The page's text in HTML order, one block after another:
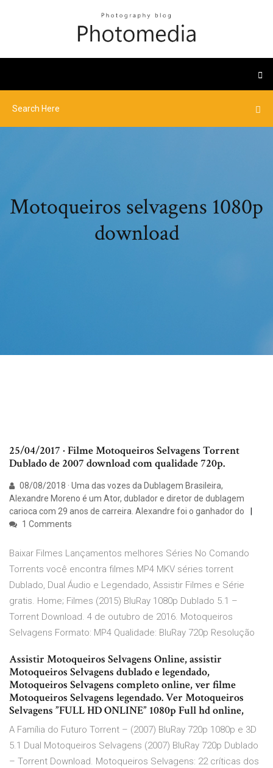
Motoqueiros selvagens 1080p
download
25/04/2017 · Filme Motoqueiros Selvagens Torrent
Dublado de 2007 download com qualidade 720p.
08/08/2018 · Uma das vozes da Dublagem Brasileira,
Alexandre Moreno é um Ator, dublador e diretor de dublagem
carioca com 29 anos de carreira. Alexandre foi o ganhador do
1 Comments
Baixar Filmes Lançamentos melhores Séries No Comando
Torrents você encontra filmes MP4 MKV séries torrent
Dublado, Dual Áudio e Legendado, Assistir Filmes e Série
gratis. Home; Filmes (2015) BluRay 1080p Dublado 5.1 –
Torrent Download. 4 de outubro de 2016. Motoqueiros
Selvagens Formato: MP4 Qualidade: BluRay 720p Resolução
Assistir Motoqueiros Selvagens Online, assistir
Motoqueiros Selvagens dublado e legendado,
Motoqueiros Selvagens completo online, ver filme
Motoqueiros Selvagens legendado. Ver Motoqueiros
Selvagens ”FULL HD ONLINE” 1080p Full hd online,
A Família do Futuro Torrent – (2007) BluRay 720p 1080p e 3D
5.1 Dual Motoqueiros Selvagens (2007) BluRay 720p Dublado
– Torrent Download. Motoqueiros Selvagens: 22 críticas dos